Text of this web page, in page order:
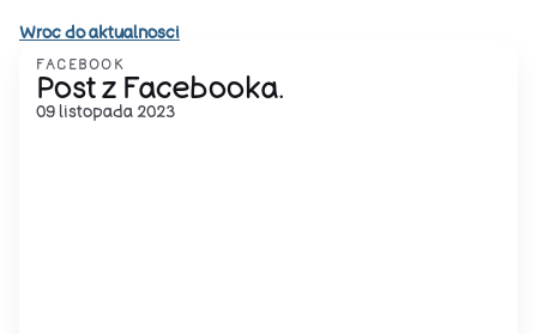
Wroc do aktualnosci
FACEBOOK
Post z Facebooka.
09 listopada 2023